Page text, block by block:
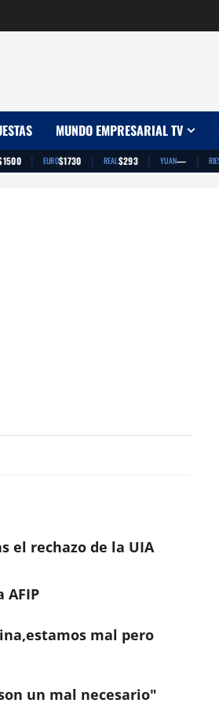
MUNDO EMPRESARIAL TV
| EURO$1730 | REAL$293 | YUAN— |
el rechazo de la UIA
AFIP
mal pero
un mal necesario"